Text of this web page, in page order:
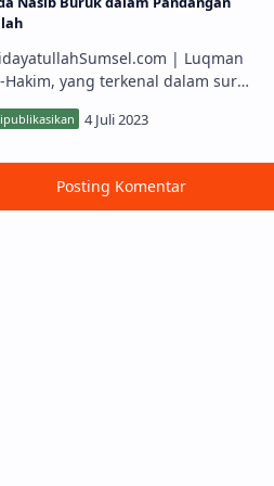
| Luqman
Hakim, yang terkenal dalam surat
Qur'an, adalah seorang yang
Salah satu nasihat
Posting Komentar